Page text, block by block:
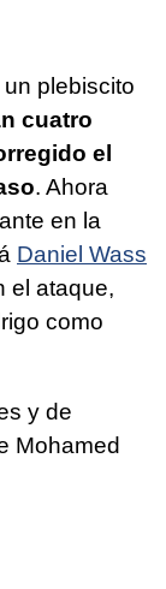
plebiscito
cuatro
el
. Ahora
en la
Daniel Wass
el ataque,
como
y de
Mohamed